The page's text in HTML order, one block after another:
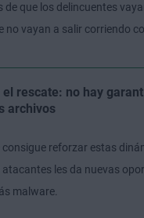
de que los delincuentes
no vayan a salir corriendo
el rescate: no hay
archivos
consigue reforzar estas
les da nuevas
malware.